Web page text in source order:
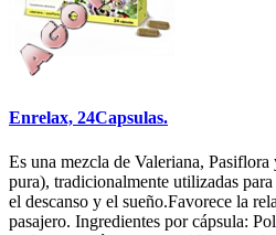
Enrelax, 24Capsulas.
Es una mezcla de Valeriana,
pura), tradicionalmente utilizadas
el descanso y el sueño.Favorece la
pasajero. Ingredientes por cápsula: